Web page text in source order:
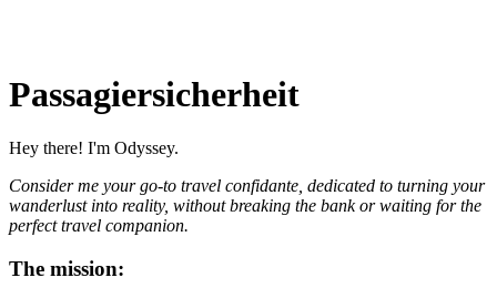
Passagiersicherheit
Hey there! I'm Odyssey.
Consider me your go-to travel confidante, dedicated to turning your
wanderlust into reality, without breaking the bank or waiting for the
perfect travel companion.
The mission: